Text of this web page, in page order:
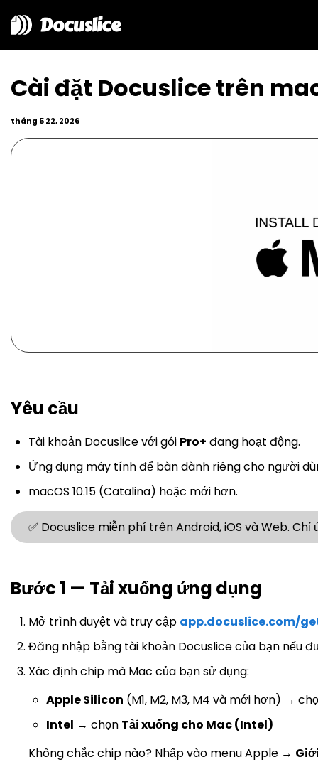
Docuslice
Cài đặt Docuslice trên
tháng 5 22, 2026
Yêu cầu
Tài khoản Docuslice với gói Pro+ đang hoạt động.
Ứng dụng máy tính để bàn dành riêng cho người
macOS 10.15 (Catalina) hoặc mới hơn.
✅ Docuslice miễn phí trên Android, iOS và Web.
Bước 1 — Tải xuống ứng dụng
Mở trình duyệt và truy cập app.docuslice.com/
Đăng nhập bằng tài khoản Docuslice của bạn nếu
Xác định chip mà Mac của bạn sử dụng:
Apple Silicon (M1, M2, M3, M4 và mới hơn) →
Intel → chọn Tải xuống cho Mac (Intel)
Không chắc chip nào? Nhấp vào menu Apple →